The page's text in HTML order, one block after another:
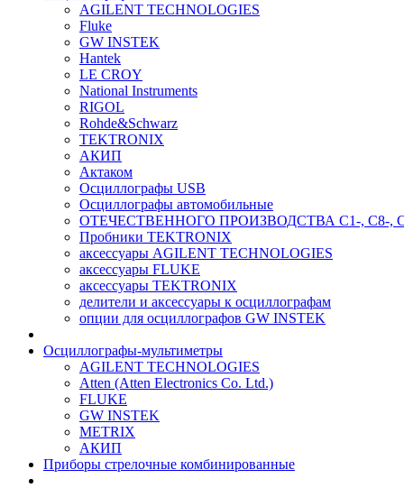
AGILENT TECHNOLOGIES
Fluke
GW INSTEK
Hantek
LE CROY
National Instruments
RIGOL
Rohde&Schwarz
TEKTRONIX
АКИП
Актаком
Осциллографы USB
Осциллографы автомобильные
ОТЕЧЕСТВЕННОГО ПРОИЗВОДСТВА С1-, С8-,
Пробники TEKTRONIX
аксессуары AGILENT TECHNOLOGIES
аксессуары FLUKE
аксессуары TEKTRONIX
делители и аксессуары к осциллографам
опции для осциллографов GW INSTEK
Осциллографы-мультиметры
AGILENT TECHNOLOGIES
Atten (Atten Electronics Co. Ltd.)
FLUKE
GW INSTEK
METRIX
АКИП
Приборы стрелочные комбинированные